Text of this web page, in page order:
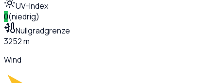
UV-Index
0(niedrig)
Nullgradgrenze
3252 m
Wind